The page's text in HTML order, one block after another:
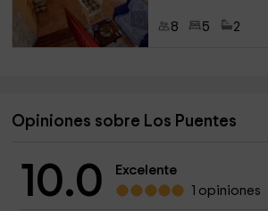
8 5 2
Opiniones sobre Los Puentes
10.0
Excelente
1 opiniones